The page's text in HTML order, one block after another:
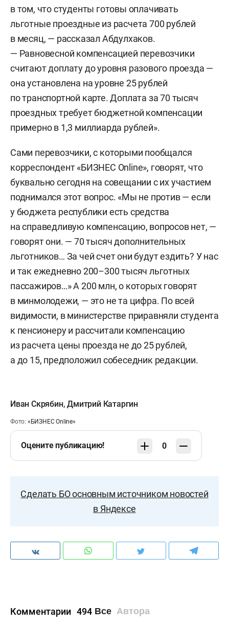
в том, что студенты готовы оплачивать
льготные проездные из расчета 700 рублей
в месяц, — рассказал Абдулхаков.
— Равновесной компенсацией перевозчики
считают доплату до уровня разового проезда —
она установлена на уровне 25 рублей
по транспортной карте. Доплата за 70 тысяч
проездных требует бюджетной компенсации
примерно в 1,3 миллиарда рублей».
Сами перевозчики, с которыми пообщался
корреспондент «БИЗНЕС Online», говорят, что
буквально сегодня на совещании с их участием
поднимался этот вопрос. «Мы не против — если
у бюджета республики есть средства
на справедливую компенсацию, вопросов нет, —
говорят они. — 70 тысяч дополнительных
льготников… За чей счет они будут ездить? У нас
и так ежедневно 200–300 тысяч льготных
пассажиров…» А 200 млн, о которых говорят
в минмолодежи, — это не та цифра. По всей
видимости, в министерстве приравняли студента
к пенсионеру и рассчитали компенсацию
из расчета цены проезда не до 25 рублей,
а до 15, предположил собеседник редакции.
Иван Скрябин,Дмитрий Катаргин
Фото: «БИЗНЕС Online»
Оцените публикацию! 0
Сделать БО основным источником новостей
в Яндексе
Комментарии 494 Все Автора